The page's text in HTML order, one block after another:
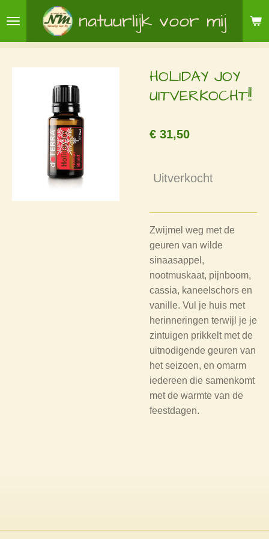
direct
naar
natuurlijk voor mij
HOLIDAY JOY
UITVERKOCHT!!
€ 31,50
Uitverkocht
Zwijmel weg met de
geuren van wilde
sinaasappel,
nootmuskaat, pijnboom,
cassia, kaneelschors en
vanille. Vul je huis met
herinneringen terwijl je je
zintuigen prikkelt met de
uitnodigende geuren van
het seizoen, en omarm
iedereen die samenkomt
met de warmte van de
feestdagen.